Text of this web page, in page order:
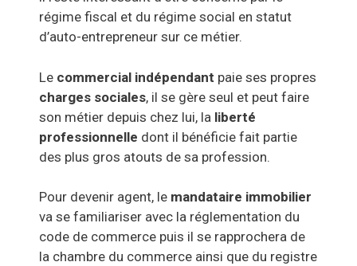
régime fiscal et du régime social en statut
d’auto-entrepreneur sur ce métier.
Le commercial indépendant paie ses propres
charges sociales, il se gère seul et peut faire
son métier depuis chez lui, la liberté
professionnelle dont il bénéficie fait partie
des plus gros atouts de sa profession.
Pour devenir agent, le mandataire immobilier
va se familiariser avec la réglementation du
code de commerce puis il se rapprochera de
la chambre du commerce ainsi que du registre